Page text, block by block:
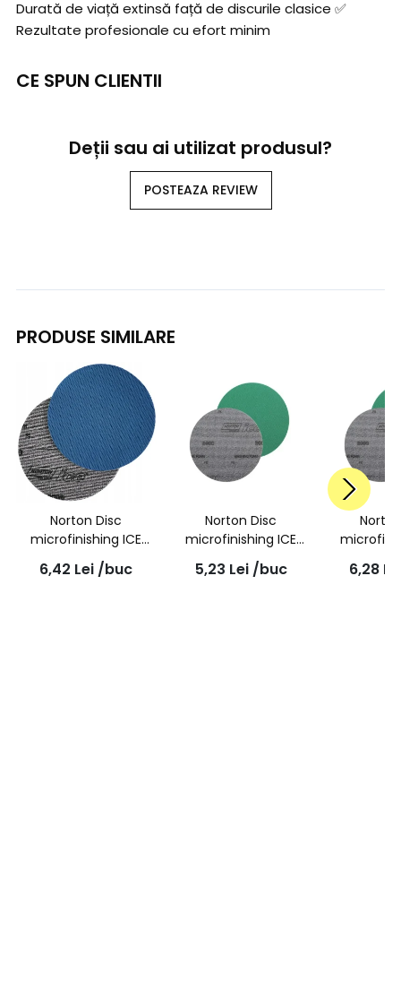
Durată de viață extinsă față de discurile clasice ✅
Rezultate profesionale cu efort minim
CE SPUN CLIENTII
Deții sau ai utilizat produsul?
POSTEAZA REVIEW
PRODUSE SIMILARE
Norton Disc
microfinishing ICE
Q255 150mm P1500
6,42 Lei /buc
Norton Disc
microfinishing ICE
Q255 80mm P3000
5,23 Lei /buc 6,28